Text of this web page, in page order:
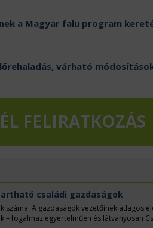
a Magyar falu program
várható
FELIRATKOZÁS
családi gazdaságok
A gazdaságok vezetőinek átlagos
fogalmaz egyértelműen és látványosan